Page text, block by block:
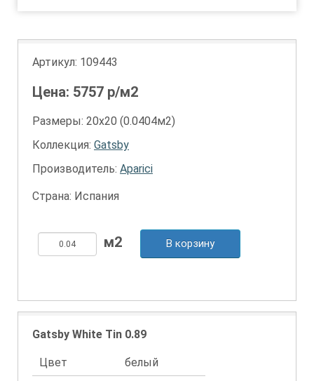
Артикул: 109443
Цена: 5757 р/м2
Размеры: 20х20 (0.0404м2)
Коллекция: Gatsby
Производитель: Aparici
Страна: Испания
В корзину
Gatsby White Tin 0.89
Цвет
белый